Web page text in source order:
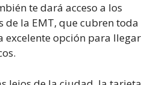
te dará acceso a los
de la EMT, que cubren toda
excelente opción para llegar